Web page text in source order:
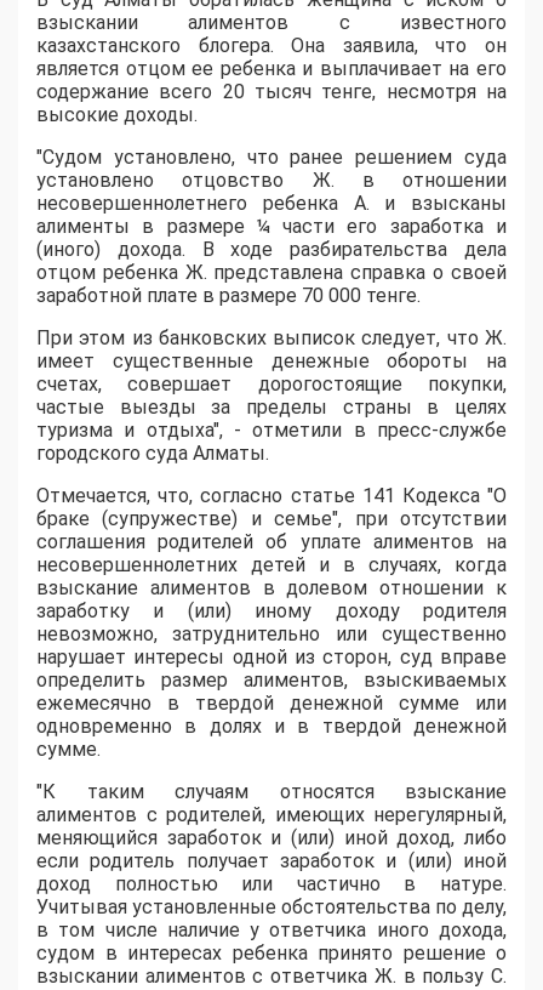
взыскании алиментов с известного
казахстанского блогера. Она заявила, что он
является отцом ее ребенка и выплачивает на его
содержание всего 20 тысяч тенге, несмотря на
высокие доходы.
"Cудом установлено, что ранее решением суда
установлено отцовство Ж. в отношении
несовершеннолетнего ребенка А. и взысканы
алименты в размере ¼ части его заработка и
(иного) дохода. В ходе разбирательства дела
отцом ребенка Ж. представлена справка о своей
заработной плате в размере 70 000 тенге.
При этом из банковских выписок следует, что Ж.
имеет существенные денежные обороты на
счетах, совершает дорогостоящие покупки,
частые выезды за пределы страны в целях
туризма и отдыха", - отметили в пресс-службе
городского суда Алматы.
Отмечается, что, согласно статье 141 Кодекса "О
браке (супружестве) и семье", при отсутствии
соглашения родителей об уплате алиментов на
несовершеннолетних детей и в случаях, когда
взыскание алиментов в долевом отношении к
заработку и (или) иному доходу родителя
невозможно, затруднительно или существенно
нарушает интересы одной из сторон, суд вправе
определить размер алиментов, взыскиваемых
ежемесячно в твердой денежной сумме или
одновременно в долях и в твердой денежной
сумме.
"К таким случаям относятся взыскание
алиментов с родителей, имеющих нерегулярный,
меняющийся заработок и (или) иной доход, либо
если родитель получает заработок и (или) иной
доход полностью или частично в натуре.
Учитывая установленные обстоятельства по делу,
в том числе наличие у ответчика иного дохода,
судом в интересах ребенка принято решение о
взыскании алиментов с ответчика Ж. в пользу С.